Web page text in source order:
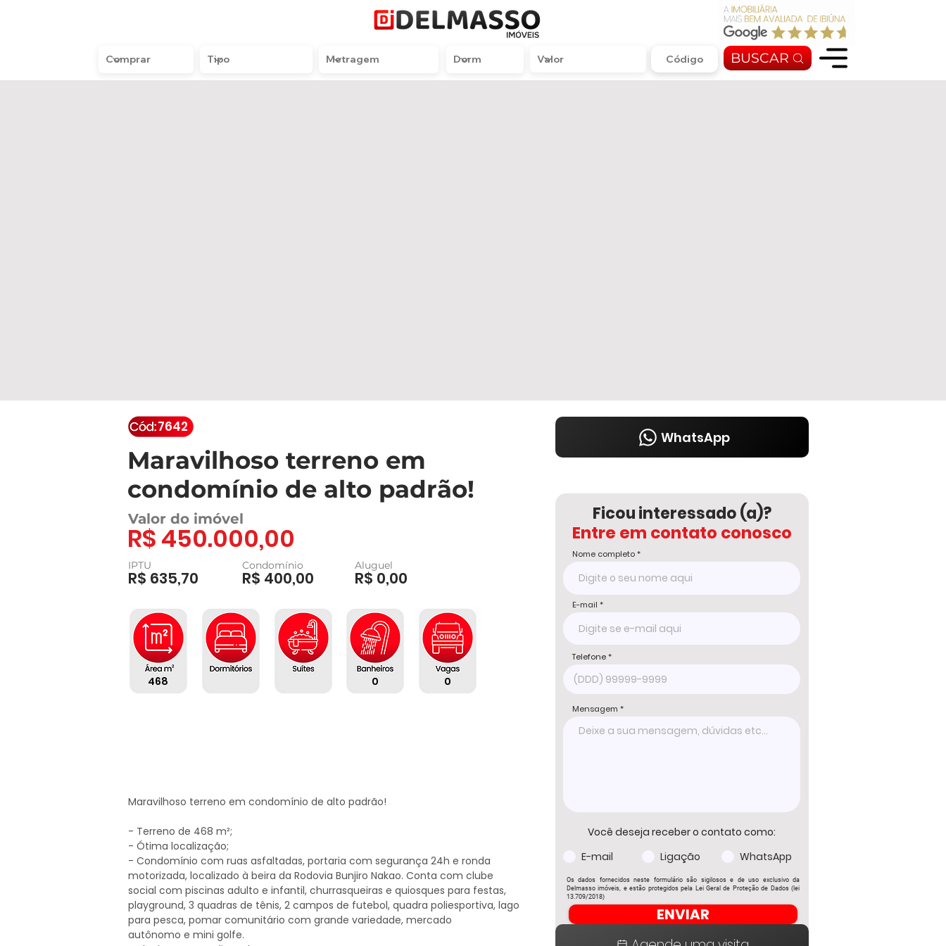
BUSCAR
7642
Maravilhoso terreno em
condomínio de alto padrão!
R$ 450.000,00
Valor do imóvel
R$ 635,70
IPTU
R$ 400,00
Condomínio
R$ 0,00
Aluguel
468 0
0
Maravilhoso terreno em condomínio de alto padrão!
- Terreno de 468 m²;
- Ótima localização;
- Condomínio com ruas asfaltadas, portaria com segurança 24h e ronda
motorizada, localizado à beira da Rodovia Bunjiro Nakao. Conta com clube
social com piscinas adulto e infantil, churrasqueiras e quiosques para festas,
playground, 3 quadras de tênis, 2 campos de futebol, quadra poliesportiva, lago
para pesca, pomar comunitário com grande variedade, mercado
autônomo e mini golfe.
Ficou interessado (a)?
Entre em contato conosco
Nome completo
E-mail
Telefone
Mensagem
Você deseja receber o contato como:
E-mail
Ligação WhatsApp
Os dados fornecidos neste formulário são sigilosos e de uso exclusivo da
Delmasso imóveis, e estão protegidos pela Lei Geral de Proteção de Dados (lei
13.709/2018)
ENVIAR
WhatsApp